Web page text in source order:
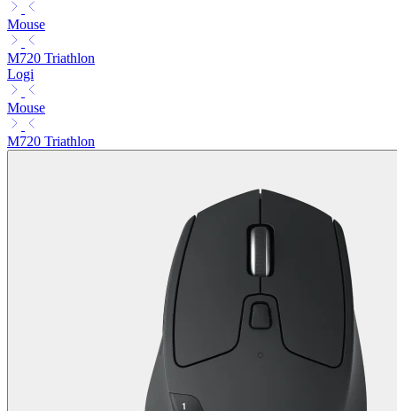
Mouse
M720 Triathlon
Logi
Mouse
M720 Triathlon